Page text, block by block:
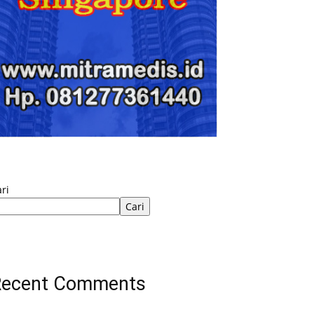
Cari
Comments